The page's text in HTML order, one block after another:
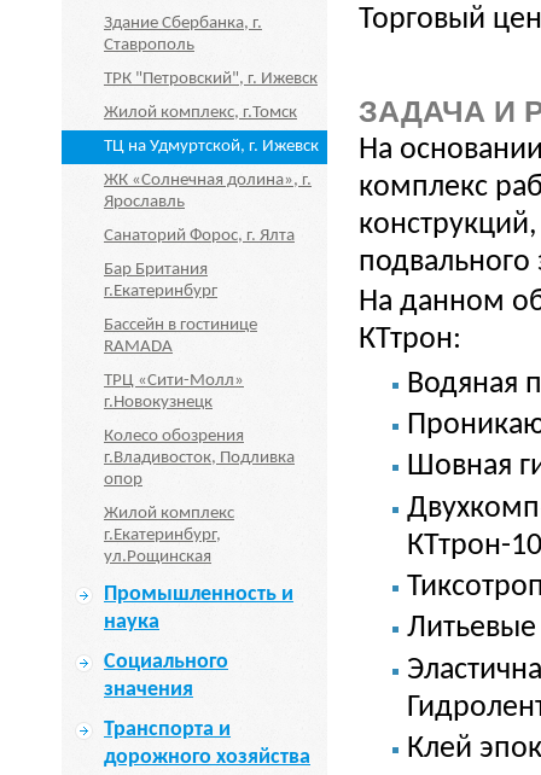
Здание Сбербанка, г.
Ставрополь
ТРК "Петровский", г. Ижевск
Жилой комплекс, г.Томск
ТЦ на Удмуртской, г. Ижевск
ЖК «Солнечная долина», г.
Ярославль
Санаторий Форос, г. Ялта
Бар Британия
г.Екатеринбург
Бассейн в гостинице
RAMADA
ТРЦ «Сити-Молл»
г.Новокузнецк
Колесо обозрения
г.Владивосток, Подливка
опор
Жилой комплекс
г.Екатеринбург,
ул.Рощинская
Промышленность и
наука
Социального
значения
Транспорта и
дорожного хозяйства
Торговый
ЗАДАЧА И
На
комплекс
подвального
На данном
КТтрон:
Водяная
Шовная
КТтрон-
Клей